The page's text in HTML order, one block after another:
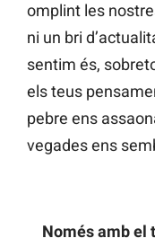
omplint les
ni un bri
sentim és,
els teus
pebre ens
vegades ens
Només amb el